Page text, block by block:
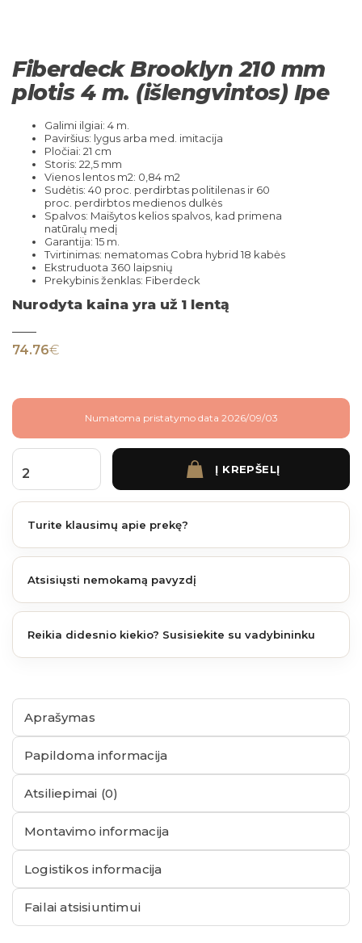
Fiberdeck Brooklyn 210 mm
plotis 4 m. (išlengvintos) Ipe
Galimi ilgiai: 4 m.
Paviršius: lygus arba med. imitacija
Pločiai: 21 cm
Storis: 22,5 mm
Vienos lentos m2: 0,84 m2
Sudėtis: 40 proc. perdirbtas politilenas ir 60
proc. perdirbtos medienos dulkės
Spalvos: Maišytos kelios spalvos, kad primena
natūralų medį
Garantija: 15 m.
Tvirtinimas: nematomas Cobra hybrid 18 kabės
Ekstruduota 360 laipsnių
Prekybinis ženklas: Fiberdeck
Nurodyta kaina yra už 1 lentą
74.76€
Numatoma pristatymo data 2026/09/03
produkto kiekis: Fiberdeck Brooklyn 210 mm plotis 4 m. (išlengvintos) Ipe
Į KREPŠELĮ
Turite klausimų apie prekę?
Atsisiųsti nemokamą pavyzdį
Reikia didesnio kiekio? Susisiekite su vadybininku
Aprašymas
Papildoma informacija
Atsiliepimai (0)
Montavimo informacija
Logistikos informacija
Failai atsisiuntimui